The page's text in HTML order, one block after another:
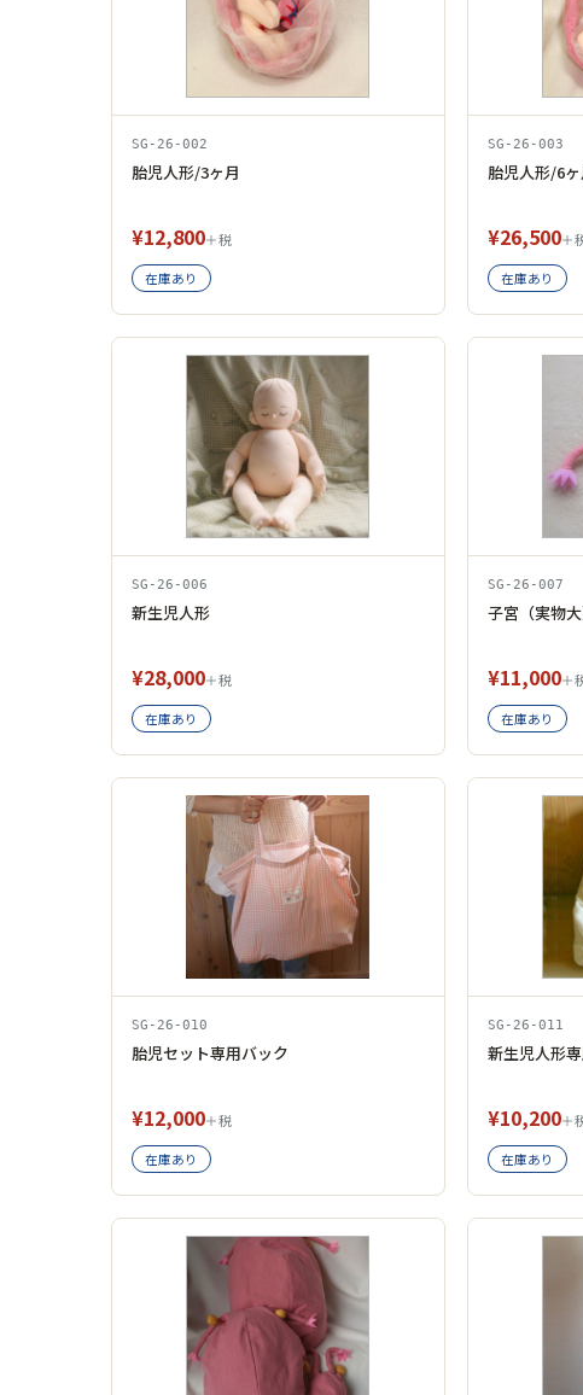
SG-26-002
胎児人形/3ヶ月
¥12,800＋税
在庫あり
SG-26-003
胎児人形/6ヶ
¥26,500＋
在庫あり
SG-26-006
新生児人形
¥28,000＋税
在庫あり
SG-26-007
子宮（実物
¥11,000＋
在庫あり
SG-26-010
胎児セット専用バック
¥12,000＋税
在庫あり
SG-26-011
新生児人形
¥10,200＋
在庫あり